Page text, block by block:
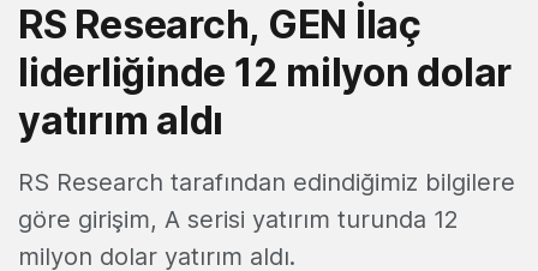
RS Research, GEN İlaç
liderliğinde 12 milyon dolar
yatırım aldı
RS Research tarafından edindiğimiz bilgilere
göre girişim, A serisi yatırım turunda 12
milyon dolar yatırım aldı.